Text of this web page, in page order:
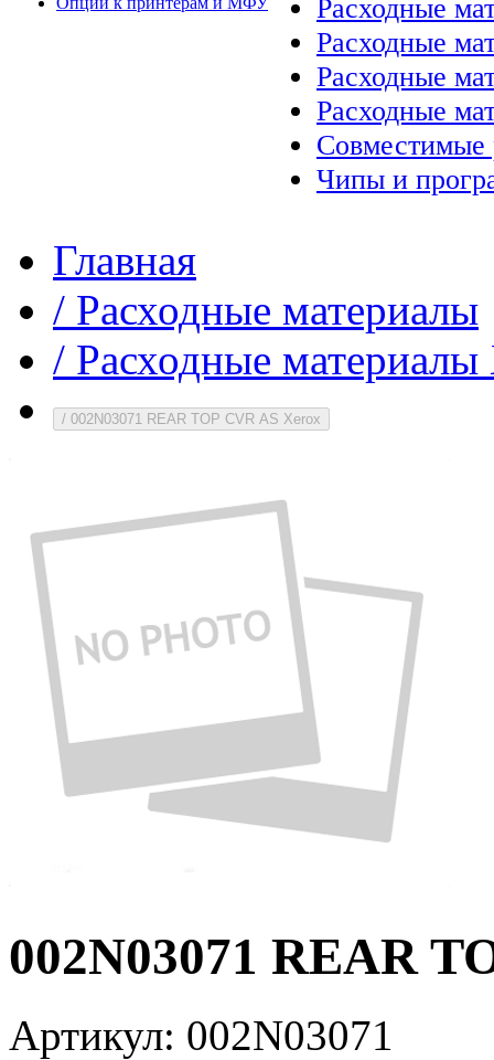
Расходные
Расходные
Расходные
Расходные
Совместимые
Чипы и
Главная
/ Расходные материалы
/ Расходные
/ 002N03071 REAR TOP CVR AS Xerox
002N03071 REAR
Артикул: 002N03071